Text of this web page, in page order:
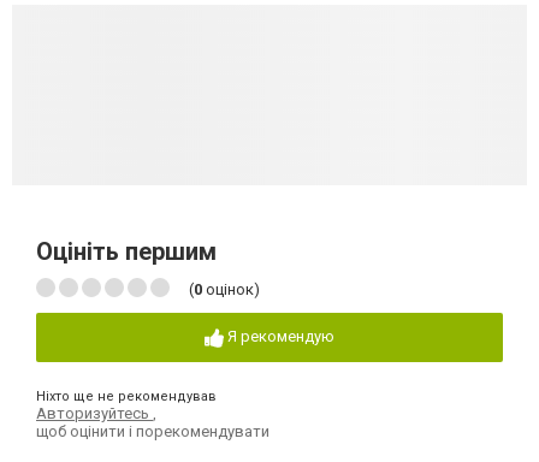
Оцініть першим
(0 оцінок)
Я рекомендую
Ніхто ще не рекомендував
Авторизуйтесь
щоб оцінити і порекомендувати